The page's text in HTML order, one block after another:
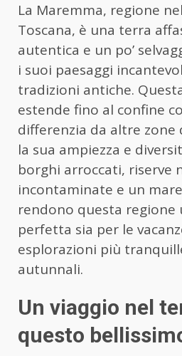
La Maremma, regione
Toscana, è una terra
autentica e un po’
i suoi paesaggi
tradizioni antiche.
estende fino al confine
differenzia da altre zone
la sua ampiezza e
borghi arroccati, riserve
incontaminate e un
rendono questa regione
perfetta sia per le
esplorazioni più
autunnali.
Un viaggio nel
questo